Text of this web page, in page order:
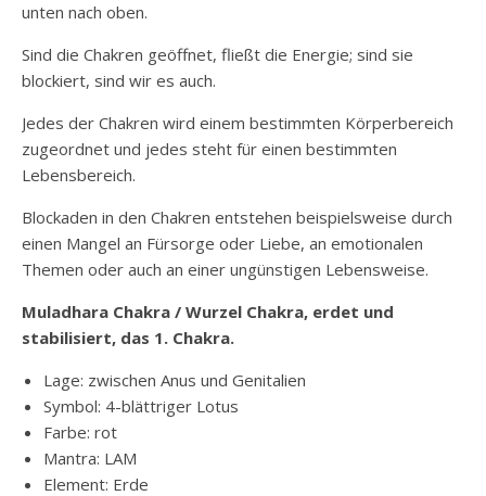
unten nach oben.
Sind die Chakren geöffnet, fließt die Energie; sind sie
blockiert, sind wir es auch.
Jedes der Chakren wird einem bestimmten Körperbereich
zugeordnet und jedes steht für einen bestimmten
Lebensbereich.
Blockaden in den Chakren entstehen beispielsweise durch
einen Mangel an Fürsorge oder Liebe, an emotionalen
Themen oder auch an einer ungünstigen Lebensweise.
Muladhara Chakra / Wurzel Chakra, erdet und
stabilisiert, das 1. Chakra.
Lage: zwischen Anus und Genitalien
Symbol: 4-blättriger Lotus
Farbe: rot
Mantra: LAM
Element: Erde